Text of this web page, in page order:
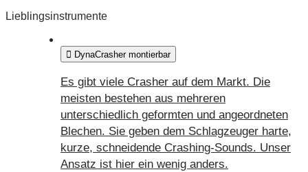
Lieblingsinstrumente
DynaCrasher montierbar
Es gibt viele Crasher auf dem Markt. Die
meisten bestehen aus mehreren
unterschiedlich geformten und angeordneten
Blechen. Sie geben dem Schlagzeuger harte,
kurze, schneidende Crashing-Sounds. Unser
Ansatz ist hier ein wenig anders.